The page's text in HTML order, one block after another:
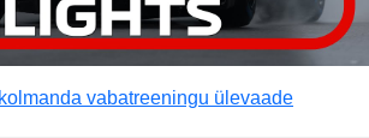
vabatreeningu ülevaade